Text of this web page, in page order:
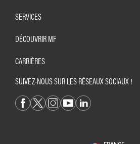
SERVICES
DÉCOUVRIR MF
CARRIÈRES
SUIVEZ-NOUS SUR LES RÉSEAUX SOCIAUX !